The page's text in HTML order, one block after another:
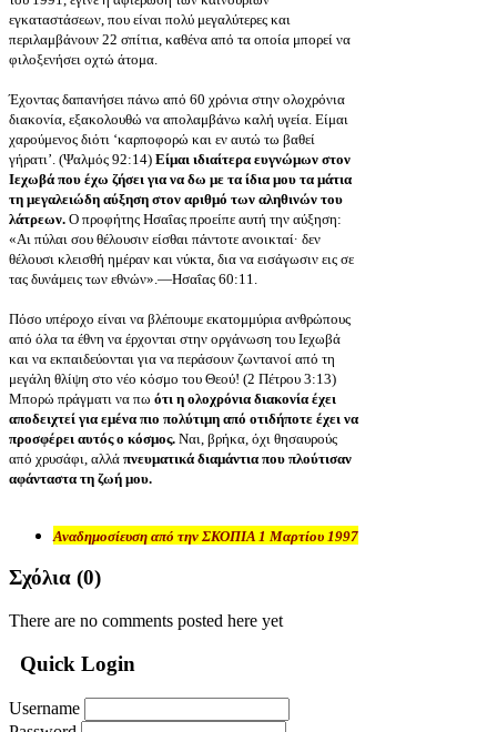
εγκαταστάσεων, που είναι πολύ μεγαλύτερες και
περιλαμβάνουν 22 σπίτια, καθένα από τα οποία μπορεί να
φιλοξενήσει οχτώ άτομα.
Έχοντας δαπανήσει πάνω από 60 χρόνια στην ολοχρόνια
διακονία, εξακολουθώ να απολαμβάνω καλή υγεία. Είμαι
χαρούμενος διότι ‘καρποφορώ και εν αυτώ τω βαθεί
γήρατι’. (Ψαλμός 92:14) Είμαι ιδιαίτερα ευγνώμων στον
Ιεχωβά που έχω ζήσει για να δω με τα ίδια μου τα μάτια
τη μεγαλειώδη αύξηση στον αριθμό των αληθινών του
λάτρεων. Ο προφήτης Ησαΐας προείπε αυτή την αύξηση:
«Αι πύλαι σου θέλουσιν είσθαι πάντοτε ανοικταί· δεν
θέλουσι κλεισθή ημέραν και νύκτα, δια να εισάγωσιν εις σε
τας δυνάμεις των εθνών».—Ησαΐας 60:11.
Πόσο υπέροχο είναι να βλέπουμε εκατομμύρια ανθρώπους
από όλα τα έθνη να έρχονται στην οργάνωση του Ιεχωβά
και να εκπαιδεύονται για να περάσουν ζωντανοί από τη
μεγάλη θλίψη στο νέο κόσμο του Θεού! (2 Πέτρου 3:13)
Μπορώ πράγματι να πω ότι η ολοχρόνια διακονία έχει
αποδειχτεί για εμένα πιο πολύτιμη από οτιδήποτε έχει να
προσφέρει αυτός ο κόσμος. Ναι, βρήκα, όχι θησαυρούς
από χρυσάφι, αλλά πνευματικά διαμάντια που πλούτισαν
αφάνταστα τη ζωή μου.
Αναδημοσίευση από την ΣΚΟΠΙΑ 1 Μαρτίου 1997
Σχόλια (0)
There are no comments posted here yet
Quick Login
Username